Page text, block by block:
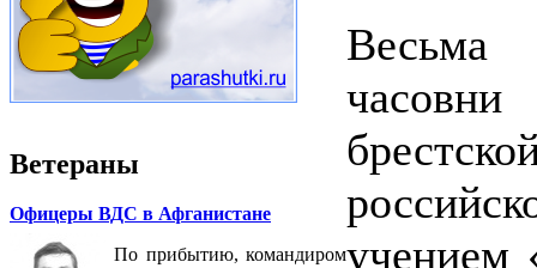
Ветераны
Офицеры ВДС в Афганистане
По прибытию, командиром
Весьма
учением